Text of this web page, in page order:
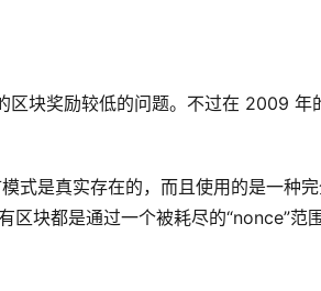
区块奖励较低的问题。不过在 2009 年
式是真实存在的，而且使用的是一种
块都是通过一个被耗尽的“nonce”范围